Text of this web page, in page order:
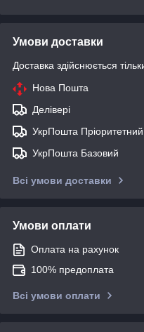
Умови доставки
Доставка здійснюється
Нова Пошта
Делівері
УкрПошта Пріоритетний
УкрПошта Базовий
Всі умови доставки
Умови оплати
Оплата на рахунок
100% предоплата
Всі умови оплати